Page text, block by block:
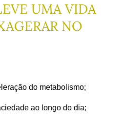
UMA VIDA
NO
do metabolismo;
ao longo do dia;